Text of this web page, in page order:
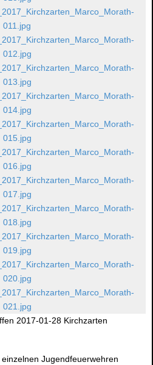
2017-01-28 Kirchzarten
Jugendfeuerwehren